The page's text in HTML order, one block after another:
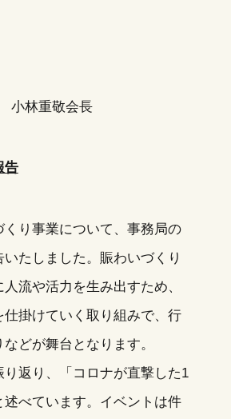
小林重敬会長
告
くり事業について、事務局の
たしました。賑わいづくり
流や活力を生み出すため、
仕掛けていく取り組みで、行
どが舞台となります。
り返り、「コロナが直撃した1
べています。イベントは件